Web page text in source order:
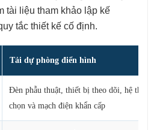
tài liệu tham khảo lập kế
tắc thiết kế cố định.
Tải dự phòng điển hình
Đèn phẫu thuật, thiết bị theo dõi, hệ
chọn và mạch điện khẩn cấp